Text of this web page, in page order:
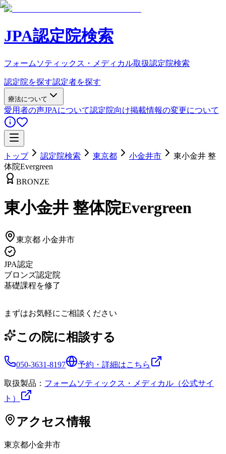
JPA認定院検索
フォームソティックス・メディカル取扱認定院検索
認定院を探す認定者を探す
療法について
愛用者の声JPAについて認定院向け掲載情報の変更について
トップ 認定院検索 東京都 小金井市
東小金井 整
体院Evergreen
BRONZE
東小金井 整体院Evergreen
東京都 小金井市
JPA認定
ブロンズ認定院
基礎課程を修了
まずはお気軽にご相談ください
この院に相談する
050-3631-8197 予約・詳細はこちら
取扱製品： フォームソティックス・メディカル（公式サイ
ト）
アクセス情報
東京都小金井市